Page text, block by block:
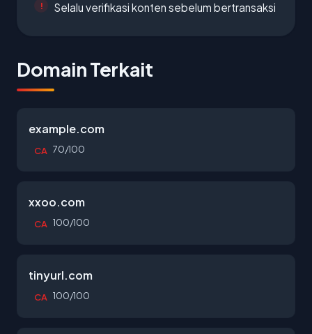
Selalu verifikasi konten sebelum bertransaksi
Domain Terkait
example.com
CA 70/100
xxoo.com
CA 100/100
tinyurl.com
CA 100/100